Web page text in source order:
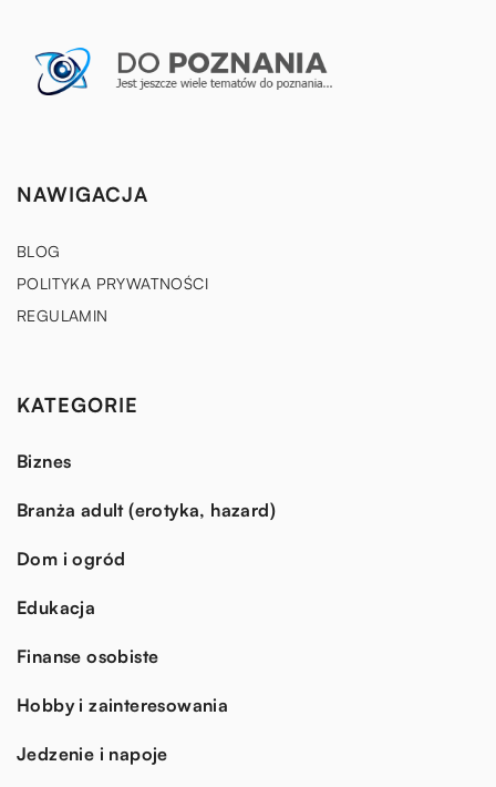
NAWIGACJA
BLOG
POLITYKA PRYWATNOŚCI
REGULAMIN
KATEGORIE
Biznes
Branża adult (erotyka, hazard)
Dom i ogród
Edukacja
Finanse osobiste
Hobby i zainteresowania
Jedzenie i napoje